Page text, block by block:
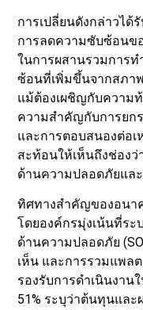
การเปลี่ยนดังกล่าวได้
การลดความซับซ้อนข
ในการผสานรวมการ
ซ้อนที่เพิ่มขึ้นจากสภา
แม้ต้องเผชิญกับความ
ความสำคัญกับการยก
และการตอบสนองต่อเ
สะท้อนให้เห็นถึงช่อง
ด้านความปลอดภัยแล
ทิศทางสำคัญของอนา
โดยองค์กรมุ่งเน้นที่ร
ด้านความปลอดภัย
เห็น และการรวมแพล
รองรับการดำเนินงาน
51% ระบุว่าต้นทุนแล